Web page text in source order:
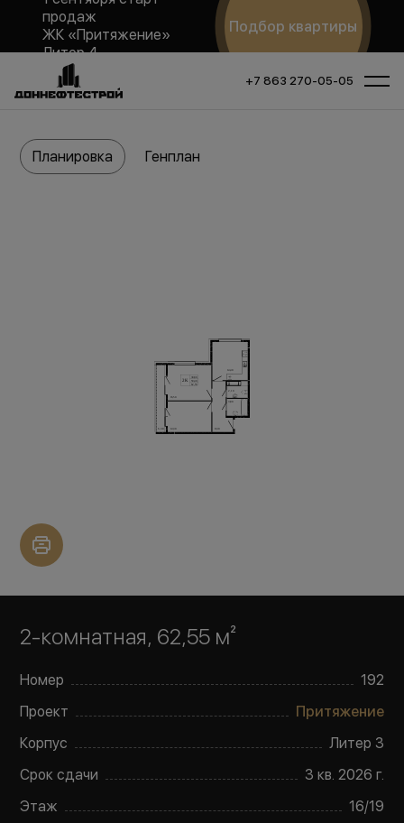
продаж
ЖК «Притяжение»
Литер 4
Подбор квартиры
+7 863 270-05-05
2-комнатная, 62,55 м²
Номер
192
Проект
Притяжение
Корпус
Литер 3
Срок сдачи
3 кв. 2026 г.
Этаж
16/19
Планировка Генплан